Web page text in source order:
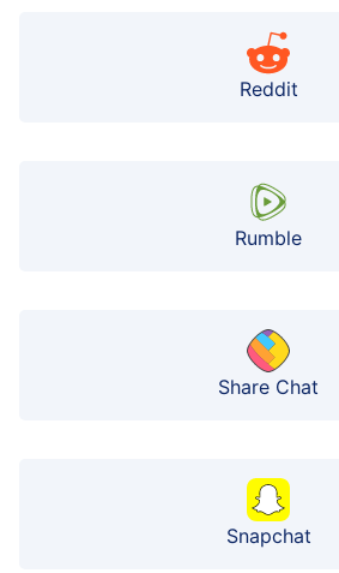
Reddit
Rumble
Share Chat
Snapchat